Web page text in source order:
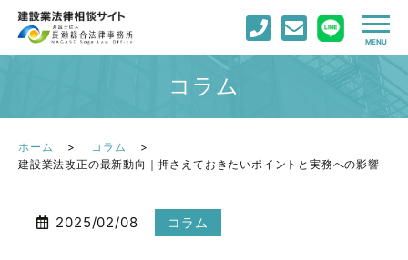
コラム
ホーム
コラム
建設業法改正の最新動向｜押さえておきたいポイントと実務への影響
2025/02/08 コラム